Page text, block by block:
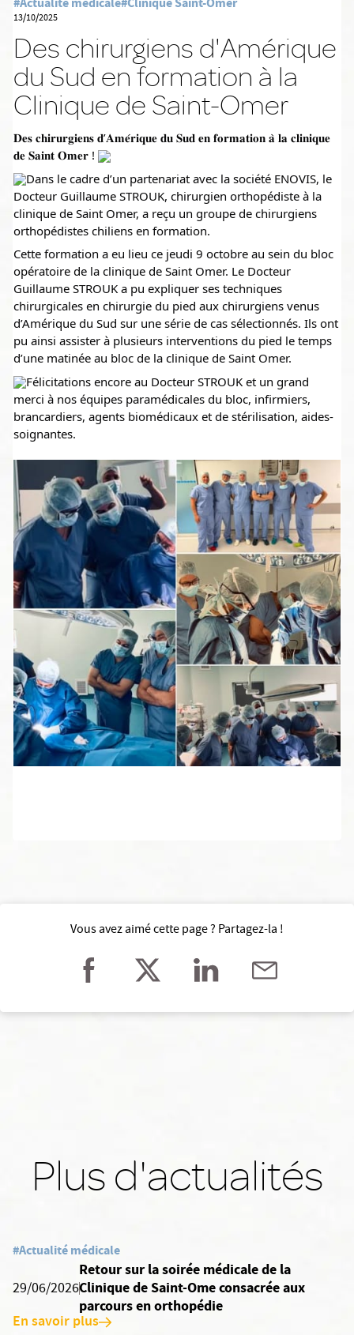
13/10/2025
Des chirurgiens d'Amérique
du Sud en formation à la
Clinique de Saint-Omer
𝐃𝐞𝐬 𝐜𝐡𝐢𝐫𝐮𝐫𝐠𝐢𝐞𝐧𝐬 𝐝’𝐀𝐦𝐞́𝐫𝐢𝐪𝐮𝐞 𝐝𝐮 𝐒𝐮𝐝 𝐞𝐧 𝐟𝐨𝐫𝐦𝐚𝐭𝐢𝐨𝐧 𝐚̀ 𝐥𝐚 𝐜𝐥𝐢𝐧𝐢𝐪𝐮𝐞
𝐝𝐞 𝐒𝐚𝐢𝐧𝐭 𝐎𝐦𝐞𝐫 !
Dans le cadre d’un partenariat avec la société ENOVIS, le
Docteur Guillaume STROUK, chirurgien orthopédiste à la
clinique de Saint Omer, a reçu un groupe de chirurgiens
orthopédistes chiliens en formation.
Cette formation a eu lieu ce jeudi 9 octobre au sein du bloc
opératoire de la clinique de Saint Omer. Le Docteur
Guillaume STROUK a pu expliquer ses techniques
chirurgicales en chirurgie du pied aux chirurgiens venus
d’Amérique du Sud sur une série de cas sélectionnés. Ils ont
pu ainsi assister à plusieurs interventions du pied le temps
d’une matinée au bloc de la clinique de Saint Omer.
Félicitations encore au Docteur STROUK et un grand
merci à nos équipes paramédicales du bloc, infirmiers,
brancardiers, agents biomédicaux et de stérilisation, aides-
soignantes.
Vous avez aimé cette page ? Partagez-la !
Plus d'actualités
#Actualité médicale
29/06/2026
Retour sur la soirée médicale de la
Clinique de Saint-Ome consacrée aux
parcours en orthopédie
En savoir plus